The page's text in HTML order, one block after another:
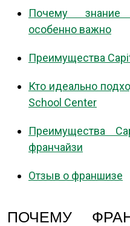
Почему знание
особенно важно
Преимущества
Кто идеально
School Center
Преимущества
франчайзи
Отзыв о франшизе
ПОЧЕМУ